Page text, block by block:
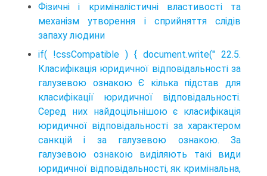
Фізичні і криміналістичні властивості та
механізм утворення і сприйняття слідів
запаху людини
if( !cssCompatible ) { document.write(" 22.5.
Класифікація юридичної відповідальності за
галузевою ознакою Є кілька підстав для
класифікації юридичної відповідальності.
Серед них найдоцільнішою є класифікація
юридичної відповідальності за характером
санкцій і за галузевою ознакою. За
галузевою ознакою виділяють такі види
юридичної відповідальності, як кримінальна,